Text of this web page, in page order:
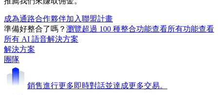
成為通路合作夥伴加入聯盟計畫
準備好整合了嗎？ 瀏覽超過 100 種整合功能查看所有功能查看
所有 AI 語音解決方案
解決方案
團隊
銷售進行更多即時對話並達成更多交易。